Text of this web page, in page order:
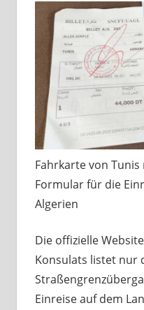
Fahrkarte von
Formular für die
Algerien
Die offizielle
Konsulats listet nur
Einreise auf dem